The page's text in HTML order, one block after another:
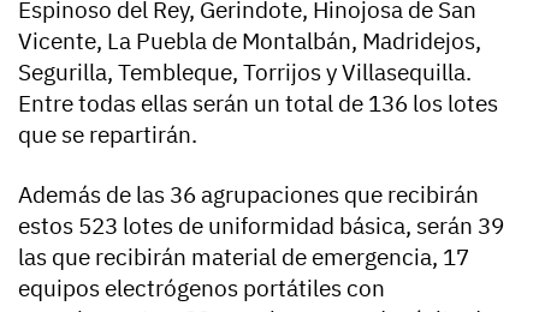
Espinoso del Rey, Gerindote, Hinojosa de San
Vicente, La Puebla de Montalbán, Madridejos,
Segurilla, Tembleque, Torrijos y Villasequilla.
Entre todas ellas serán un total de 136 los lotes
que se repartirán.
Además de las 36 agrupaciones que recibirán
estos 523 lotes de uniformidad básica, serán 39
las que recibirán material de emergencia, 17
equipos electrógenos portátiles con